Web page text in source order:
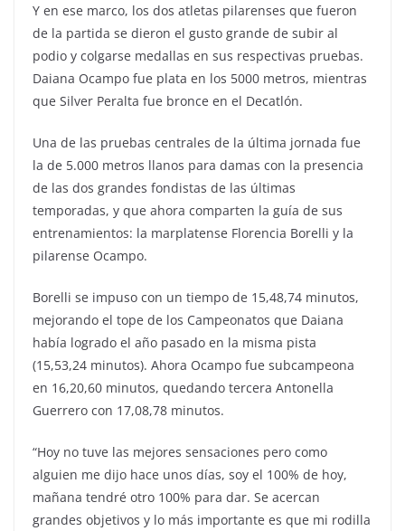
Y en ese marco, los dos atletas pilarenses que fueron
de la partida se dieron el gusto grande de subir al
podio y colgarse medallas en sus respectivas pruebas.
Daiana Ocampo fue plata en los 5000 metros, mientras
que Silver Peralta fue bronce en el Decatlón.
Una de las pruebas centrales de la última jornada fue
la de 5.000 metros llanos para damas con la presencia
de las dos grandes fondistas de las últimas
temporadas, y que ahora comparten la guía de sus
entrenamientos: la marplatense Florencia Borelli y la
pilarense Ocampo.
Borelli se impuso con un tiempo de 15,48,74 minutos,
mejorando el tope de los Campeonatos que Daiana
había logrado el año pasado en la misma pista
(15,53,24 minutos). Ahora Ocampo fue subcampeona
en 16,20,60 minutos, quedando tercera Antonella
Guerrero con 17,08,78 minutos.
“Hoy no tuve las mejores sensaciones pero como
alguien me dijo hace unos días, soy el 100% de hoy,
mañana tendré otro 100% para dar. Se acercan
grandes objetivos y lo más importante es que mi rodilla